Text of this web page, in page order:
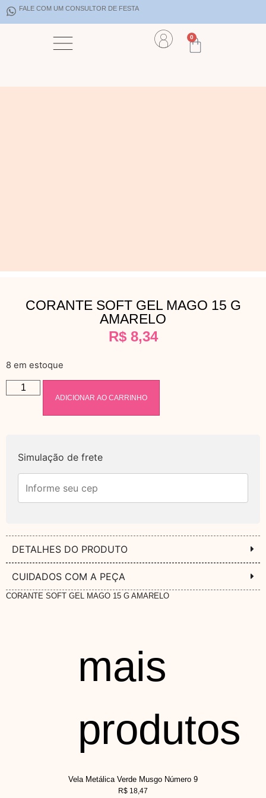
FALE COM UM CONSULTOR DE FESTA
0
CORANTE SOFT GEL MAGO 15 G
AMARELO
R$8,34
8 em estoque
ADICIONAR AO CARRINHO
Simulação de frete
DETALHES DO PRODUTO
CUIDADOS COM A PEÇA
CORANTE SOFT GEL MAGO 15 G AMARELO
mais
produtos
Vela Metálica Verde Musgo Número 9
R$ 18,47